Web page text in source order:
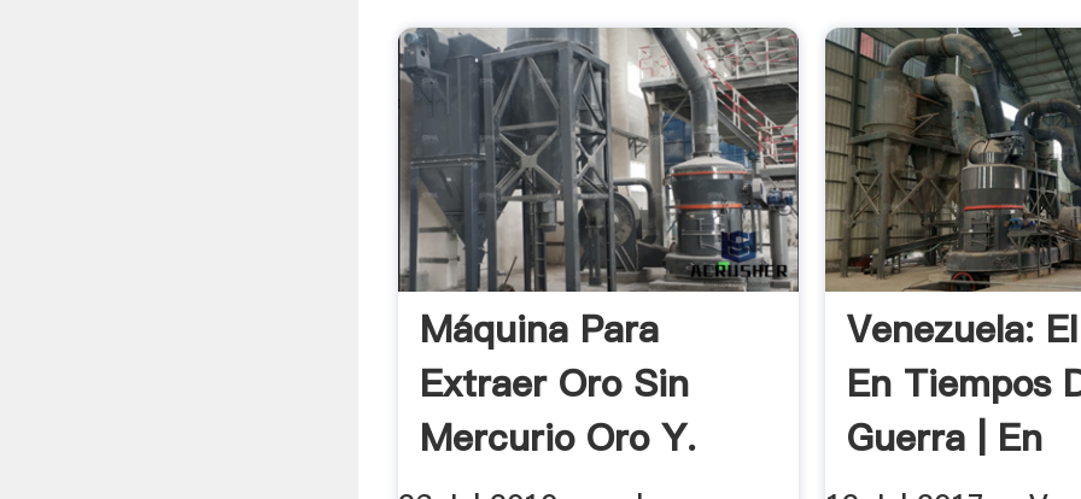
Máquina Para
Extraer Oro Sin
Mercurio Oro Y.
Venezuela:
En Tiempos
Guerra | En